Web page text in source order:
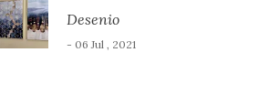
Desenio
- 06 Jul , 2021